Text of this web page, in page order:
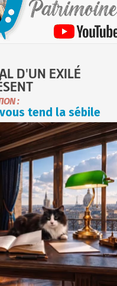
D'UN EXILÉ
:
tend la sébile